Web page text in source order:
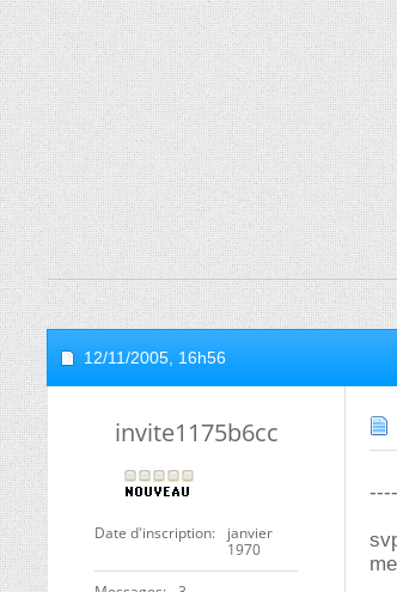
12/11/2005, 16h56
invite1175b6cc
Date d'inscription
janvier
1970